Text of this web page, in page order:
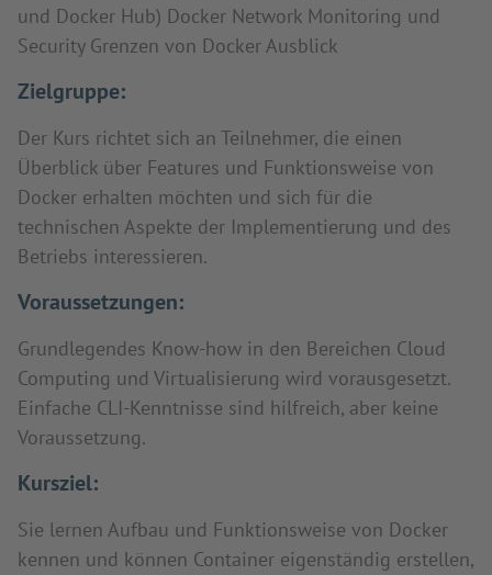
und Docker Hub) Docker Network Monitoring und
Security Grenzen von Docker Ausblick
Zielgruppe:
Der Kurs richtet sich an Teilnehmer, die einen
Überblick über Features und Funktionsweise von
Docker erhalten möchten und sich für die
technischen Aspekte der Implementierung und des
Betriebs interessieren.
Voraussetzungen:
Grundlegendes Know-how in den Bereichen Cloud
Computing und Virtualisierung wird vorausgesetzt.
Einfache CLI-Kenntnisse sind hilfreich, aber keine
Voraussetzung.
Kursziel:
Sie lernen Aufbau und Funktionsweise von Docker
kennen und können Container eigenständig erstellen,